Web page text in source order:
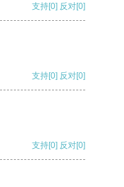
支持[0] 反对[0]
支持[0] 反对[0]
支持[0] 反对[0]